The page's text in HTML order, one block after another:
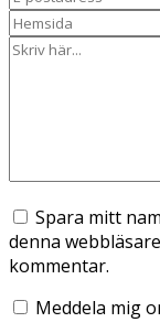
Spara mitt
denna
kommentar.
Meddela mig